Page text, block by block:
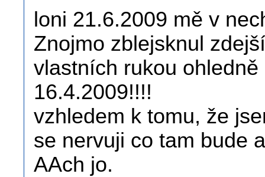
loni 21.6.2009 mě v
Znojmo zblejsknul
vlastních rukou
16.4.2009!!!!
vzhledem k tomu, že
se nervuji co tam bude
AAch jo.